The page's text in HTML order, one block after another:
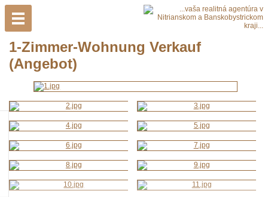
1-Zimmer-Wohnung Verkauf
(Angebot)